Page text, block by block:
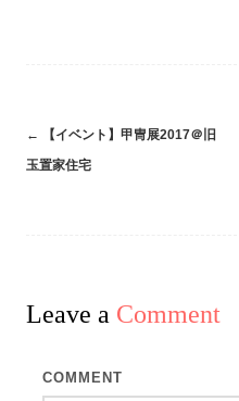
Post
←
【イベント】甲冑展2017＠旧
玉置家住宅
Leave a Comment
COMMENT